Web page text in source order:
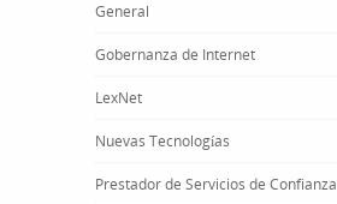
General
Gobernanza de Internet
LexNet
Nuevas Tecnologías
Prestador de Servicios de Confianza